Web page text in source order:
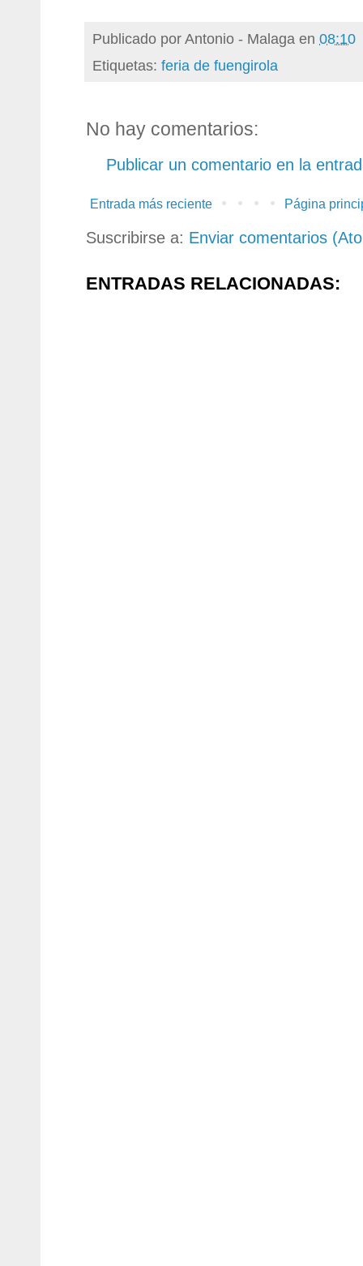
Publicado porAntonio - Malaga en 08:10
Etiquetas: feria de fuengirola
No hay comentarios:
Publicar un comentario en la
Entrada más reciente Página
Suscribirse a: Enviar comentarios
ENTRADAS RELACIONADAS: